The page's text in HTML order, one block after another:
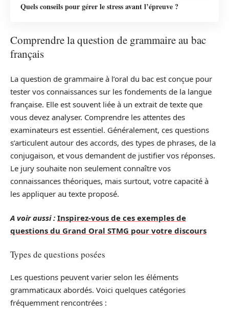
Quels conseils pour gérer le stress avant l’épreuve ?
Comprendre la question de grammaire au bac
français
La question de grammaire à l’oral du bac est conçue pour
tester vos connaissances sur les fondements de la langue
française. Elle est souvent liée à un extrait de texte que
vous devez analyser. Comprendre les attentes des
examinateurs est essentiel. Généralement, ces questions
s’articulent autour des accords, des types de phrases, de la
conjugaison, et vous demandent de justifier vos réponses.
Le jury souhaite non seulement connaître vos
connaissances théoriques, mais surtout, votre capacité à
les appliquer au texte proposé.
A voir aussi : Inspirez-vous de ces exemples de
questions du Grand Oral STMG pour votre discours
Types de questions posées
Les questions peuvent varier selon les éléments
grammaticaux abordés. Voici quelques catégories
fréquemment rencontrées :